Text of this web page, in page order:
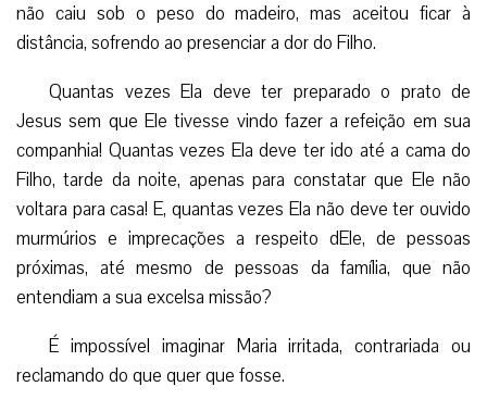
não caiu sob o peso do madeiro, mas aceitou ficar à
distância, sofrendo ao presenciar a dor do Filho.
Quantas vezes Ela deve ter preparado o prato de
Jesus sem que Ele tivesse vindo fazer a refeição em sua
companhia! Quantas vezes Ela deve ter ido até a cama do
Filho, tarde da noite, apenas para constatar que Ele não
voltara para casa! E, quantas vezes Ela não deve ter ouvido
murmúrios e imprecações a respeito dEle, de pessoas
próximas, até mesmo de pessoas da família, que não
entendiam a sua excelsa missão?
É impossível imaginar Maria irritada, contrariada ou
reclamando do que quer que fosse.